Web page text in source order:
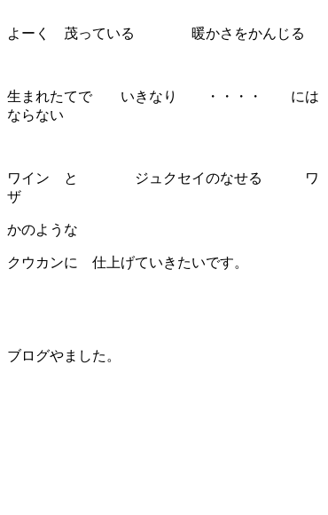
よーく 茂っている 暖かさをかんじる
生まれたてで いきなり ・・・・ には
ならない
ワイン と ジュクセイのなせる ワ
ザ
かのような
クウカンに 仕上げていきたいです。
ブログやました。